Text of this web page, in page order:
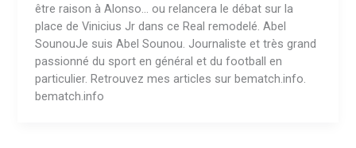
être raison à Alonso… ou relancera le débat sur la
place de Vinicius Jr dans ce Real remodelé. Abel
SounouJe suis Abel Sounou. Journaliste et très grand
passionné du sport en général et du football en
particulier. Retrouvez mes articles sur bematch.info.
bematch.info